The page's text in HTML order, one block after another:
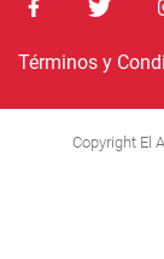
Términos y
Copyright El